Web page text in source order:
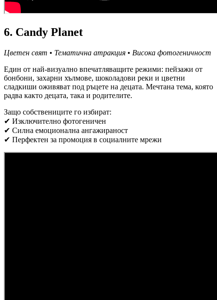
6. Candy Planet
Цветен свят • Тематична атракция • Висока фотогеничност
Един от най-визуално впечатляващите режими: пейзажи от
бонбони, захарни хълмове, шоколадови реки и цветни
сладкиши оживяват под ръцете на децата. Мечтана тема, която
радва както децата, така и родителите.
Защо собствениците го избират:
✔ Изключително фотогеничен
✔ Силна емоционална ангажираност
✔ Перфектен за промоция в социалните мрежи